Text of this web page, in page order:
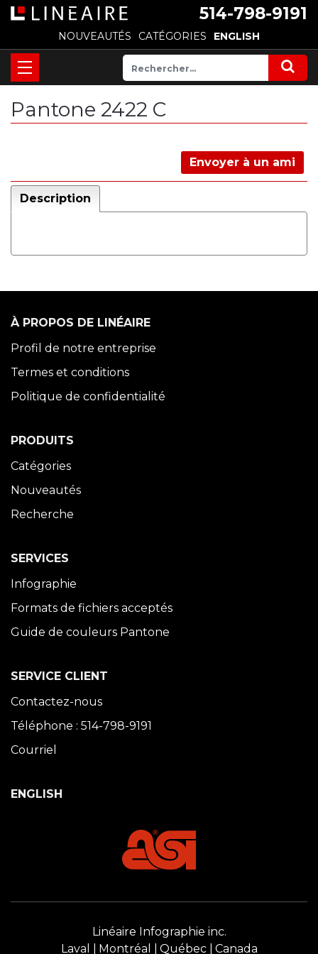
514-798-9191
NOUVEAUTÉS CATÉGORIES ENGLISH
Pantone 2422 C
Envoyer à un ami
Description
À PROPOS DE LINÉAIRE
Profil de notre entreprise
Termes et conditions
Politique de confidentialité
PRODUITS
Catégories
Nouveautés
Recherche
SERVICES
Infographie
Formats de fichiers acceptés
Guide de couleurs Pantone
SERVICE CLIENT
Contactez-nous
Téléphone : 514-798-9191
Courriel
ENGLISH
Linéaire Infographie inc.
Laval
Montréal Québec Canada